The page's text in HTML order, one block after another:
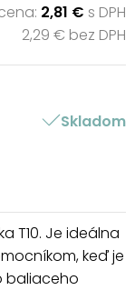
2,81 € s DPH
2,29 € bez DPH
Skladom
T10. Je ideálna
keď je
baliaceho